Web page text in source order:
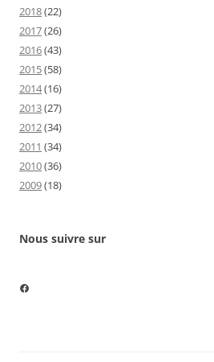
2018(22)
2017(26)
2016(43)
2015(58)
2014(16)
2013(27)
2012(34)
2011 (34)
2010(36)
2009(18)
Nous suivre sur
Nous suivre sur Facebook